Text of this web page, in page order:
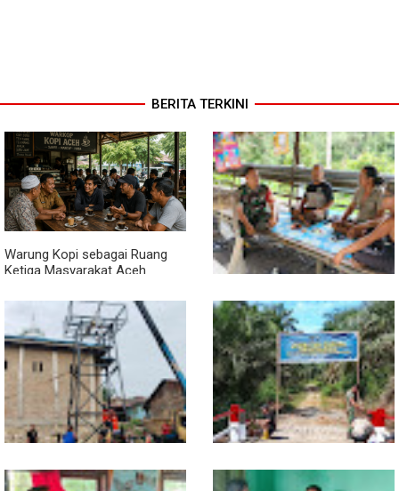
BERITA TERKINI
Warung Kopi sebagai Ruang
Ketiga Masyarakat Aceh
Lewat Komsos di Warung
Kopi, Babinsa Bangun Sinergi
dan Kekompakan Warga